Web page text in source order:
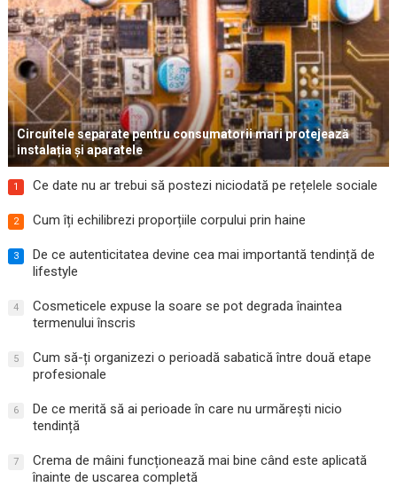
Circuitele separate pentru consumatorii mari protejează
instalația și aparatele
1 Ce date nu ar trebui să postezi niciodată pe rețelele sociale
2 Cum îți echilibrezi proporțiile corpului prin haine
3
De ce autenticitatea devine cea mai importantă tendință de
lifestyle
4
Cosmeticele expuse la soare se pot degrada înaintea
termenului înscris
5
Cum să-ți organizezi o perioadă sabatică între două etape
profesionale
6
De ce merită să ai perioade în care nu urmărești nicio
tendință
7
Crema de mâini funcționează mai bine când este aplicată
înainte de uscarea completă